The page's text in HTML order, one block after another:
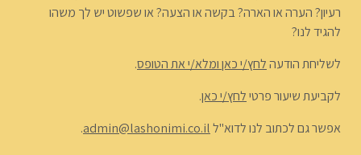
רעיון? הערה או הארה? בקשה או הצעה? או שפשוט יש לך משהו
להגיד לנו?
לשליחת הודעהלחץ/י כאן ומלא/י את הטופס.
לקביעת שיעור פרטילחץ/י כאן.
אפשר גם לכתוב לנו לדוא"לadmin@lashonimi.co.il
.